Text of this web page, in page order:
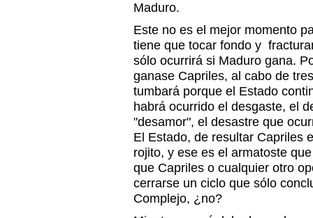
Maduro.
Este no es el mejor momento
tiene que tocar fondo y
sólo ocurrirá si Maduro gana.
ganase Capriles, al cabo de
tumbará porque el Estado
habrá ocurrido el desgaste, el
"desamor", el desastre que
El Estado, de resultar Capriles
rojito, y ese es el armatoste
que Capriles o cualquier otro
cerrarse un ciclo que sólo
Complejo, ¿no?